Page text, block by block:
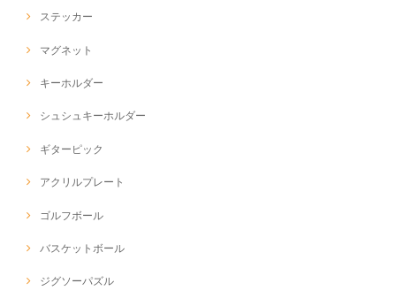
ステッカー
マグネット
キーホルダー
シュシュキーホルダー
ギターピック
アクリルプレート
ゴルフボール
バスケットボール
ジグソーパズル